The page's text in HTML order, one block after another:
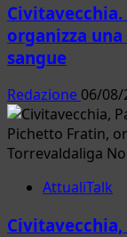
Civitavecchia.
organizza
sangue
Redazione 06/08/
AttualiTalk